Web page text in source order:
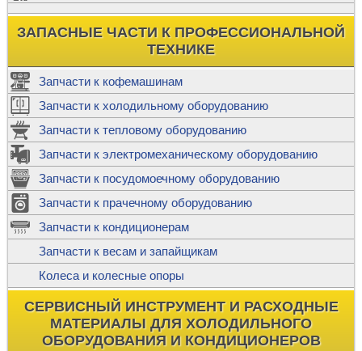
ЗАПАСНЫЕ ЧАСТИ К ПРОФЕССИОНАЛЬНОЙ
ТЕХНИКЕ
Запчасти к кофемашинам
Запчасти к холодильному оборудованию
Запчасти к тепловому оборудованию
Запчасти к электромеханическому оборудованию
Запчасти к посудомоечному оборудованию
Запчасти к прачечному оборудованию
Запчасти к кондиционерам
Запчасти к весам и запайщикам
Колеса и колесные опоры
СЕРВИСНЫЙ ИНСТРУМЕНТ И РАСХОДНЫЕ
МАТЕРИАЛЫ ДЛЯ ХОЛОДИЛЬНОГО
ОБОРУДОВАНИЯ И КОНДИЦИОНЕРОВ